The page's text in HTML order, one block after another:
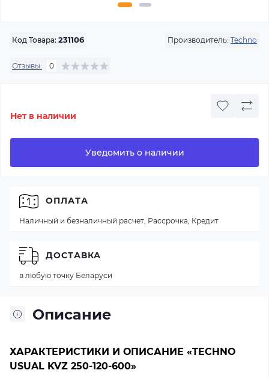
Код Товара: 231106 Производитель: Techno
Отзывы: 0
Нет в наличии
Уведомить о наличии
Описание
ХАРАКТЕРИСТИКИ И ОПИСАНИЕ «TECHNO
USUAL KVZ 250-120-600»
ОПЛАТА
Наличный и безналичный расчет, Рассрочка, Кредит
ДОСТАВКА
в любую точку Беларуси